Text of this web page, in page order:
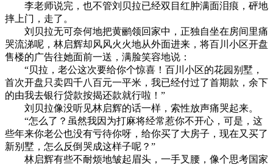
李老师说完，也不管刘贝拉已经双目红肿满面泪痕，砰地
摔上门，走了。
刘贝拉无可奈何地把黄鹂领回家中，正独自坐在房间里痛
哭流涕呢，林启辉却风风火火地从外面进来，将百川小区开盘
售楼的广告往她面前一送，满脸笑容地说：
“贝拉，老公这次要给你个惊喜！百川小区的花园别墅，
首次开盘只卖四千八百元一平米，我已经付过了首期款，余下
的由我去银行贷款按揭还款就行啦！”
刘贝拉像没听见林启辉的话一样，索性放声痛哭起来。
“怎么了？虽然我因为打麻将经常惹你不开心，可是，这
些年来你老公也没有亏待你呀，给你买了大房子，现在又买了
新别墅，怎么反倒哭成这样子呢？”
林启辉有些不耐烦地皱起眉头，一手叉腰，像个思考国家